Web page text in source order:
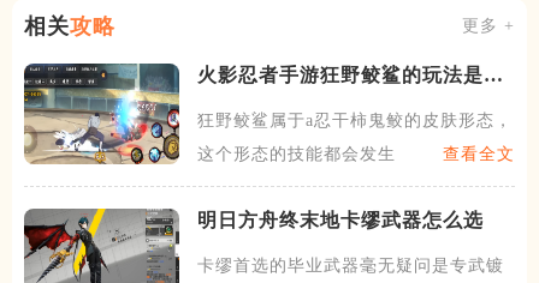
相关攻略 更多 +
火影忍者手游狂野鲛鲨的玩法是什
狂野鲛鲨属于a忍干柿鬼鲛的皮肤形态，
这个形态的技能都会发生改
查看全文
明日方舟终末地卡缪武器怎么选
卡缪首选的毕业武器毫无疑问是专武镀